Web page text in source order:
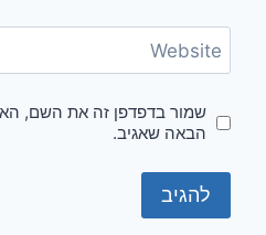
Website
שמור בדפדפן זה את השם,
הבאה שאגיב.